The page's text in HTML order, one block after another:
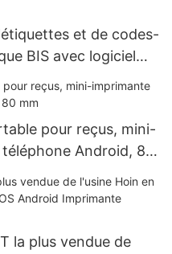
et de codes-
BIS avec logiciel
thermiques
et de
pour reçus, mini-
Android, 80
la plus vendue de